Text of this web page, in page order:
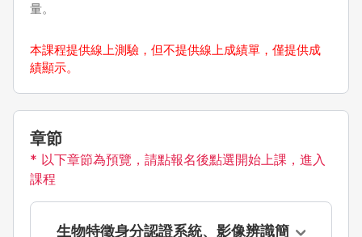
量。
本課程提供線上測驗，但不提供線上成績單，僅提供成
績顯示。
章節
* 以下章節為預覽，請點報名後點選開始上課，進入
課程
生物特徵身分認證系統、影像辨識簡